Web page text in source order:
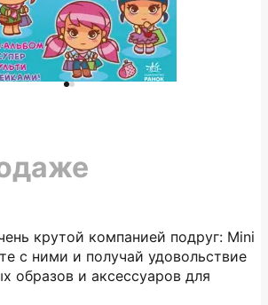
крутой компанией подруг: Mini
с ними и получай удовольствие
образов и аксессуаров для